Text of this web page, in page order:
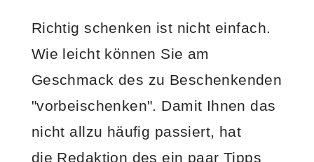
Richtig schenken ist nicht einfach.
Wie leicht können Sie am
Geschmack des zu Beschenkenden
"vorbeischenken". Damit Ihnen das
nicht allzu häufig passiert, hat
die Redaktion des ein paar Tipps